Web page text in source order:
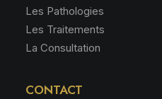
Les Pathologies
Les Traitements
La Consultation
CONTACT